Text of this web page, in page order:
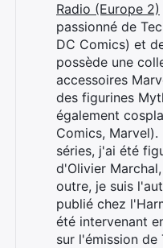
Radio (Europe 2)
passionné de
DC Comics) et
possède une
accessoires
des figurines
également
Comics,
séries, j'ai été
d'Olivier Marchal,
outre, je suis
publié chez
été intervenant
sur l'émission de
Rechercher
: